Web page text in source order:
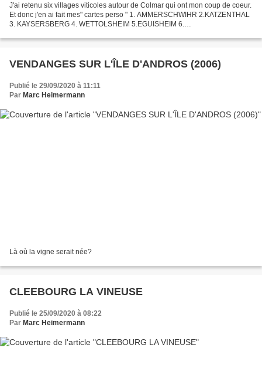
J'ai retenu six villages viticoles autour de Colmar qui ont mon coup de coeur.
Et donc j'en ai fait mes" cartes perso " 1. AMMERSCHWIHR 2.KATZENTHAL
3. KAYSERSBERG 4. WETTOLSHEIM 5.EGUISHEIM 6.
VENDANGES SUR L'ÎLE D'ANDROS (2006)
Publié le 29/09/2020 à 11:11
Par Marc Heimermann
Là où la vigne serait née?
CLEEBOURG LA VINEUSE
Publié le 25/09/2020 à 08:22
Par Marc Heimermann